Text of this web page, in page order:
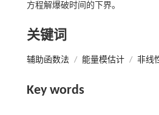
方程解爆破时间的下界。
关键词
辅助函数法 / 能量模估计 / 非线
Key words